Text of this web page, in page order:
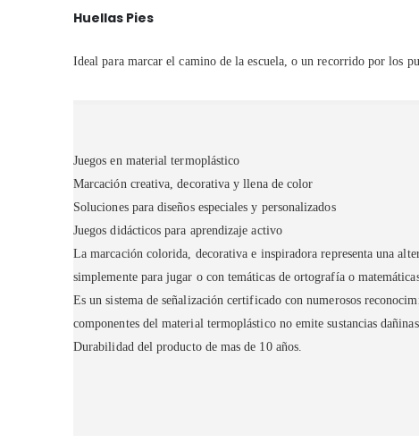
Huellas Pies
Ideal para marcar el camino de la escuela, o un recorrido por los
Juegos en material termoplástico
Marcación creativa, decorativa y llena de color
Soluciones para diseños especiales y personalizados
Juegos didácticos para aprendizaje activo
La marcación colorida, decorativa e inspiradora representa una
simplemente para jugar o con temáticas de ortografía o
Es un sistema de señalización certificado con numerosos
componentes del material termoplástico no emite sustancias
Durabilidad del producto de mas de 10 años.